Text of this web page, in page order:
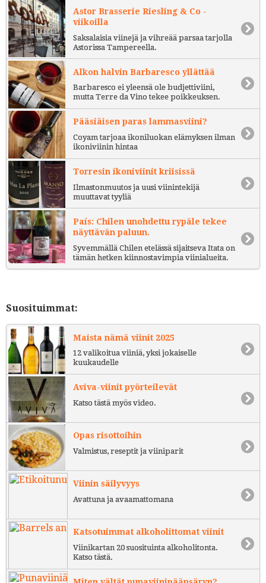
Astor Brasserie Riesling & Co -
viikoilla
Saksalaisia viinejä ja vihreää parsaa tarjolla
Astorissa Tampereella.
Alkon halvin Barbaresco yllättää
Barbaresco ei yleensä ole budjettiviini,
mutta Terre da Vino tekee poikkeuksen.
Pääsiäisen paras lammasviini?
Coyam tarjoaa ikoniluokan elämyksen ilman
ikoniviinin hintaa
Torresin ikoniviinit kriisissä
Ilmastonmuutos ja uusi viinintekijä
muuttavat tyyliä
País: Chilen unohdettu rypäle tekee
näyttävän paluun.
Syvemmällä Chilen etelässä sijaitseva Itata on
tämän hetken kiinnostavimpia viinialueita.
Suosituimmat:
Maista nämä viinit 2025
12 valikoitua viiniä, yksi jokaiselle
kuukaudelle
Aviva-viinit pyörteilevät
Katso tästä myös video.
Opas risottoihin
Valmistus, reseptit ja viiniparit
Viinin säilyvyys
Avattuna ja avaamattomana
Katsotuimmat alkoholittomat viinit
Viinikartan 20 suosituinta alkoholitonta.
Katso tästä.